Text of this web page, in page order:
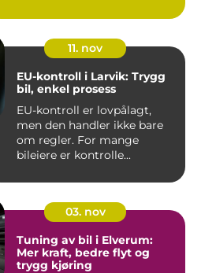
11. nov
EU-kontroll i Larvik: Trygg
bil, enkel prosess
EU-kontroll er lovpålagt,
men den handler ikke bare
om regler. For mange
bileiere er kontrolle...
03. nov
Tuning av bil i Elverum:
Mer kraft, bedre flyt og
trygg kjøring